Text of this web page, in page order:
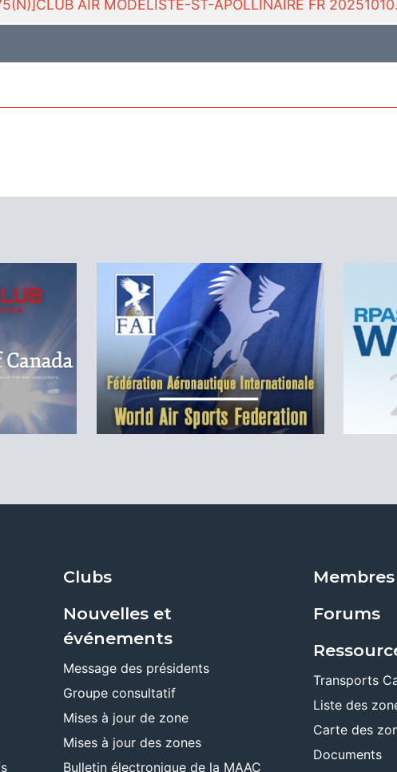
AIR MODELISTE-ST-APOLLINAIRE FR
Clubs
Nouvelles et
événements
Message des présidents
Groupe consultatif
Mises à jour de zone
Mises à jour des zones
Bulletin électronique de la MAAC
Forums
Transports
Liste des
Carte des
Documents